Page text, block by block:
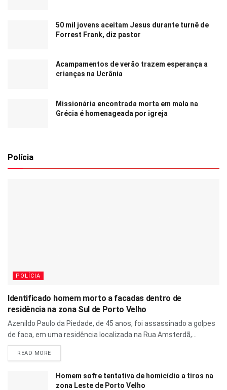
50 mil jovens aceitam Jesus durante turnê de
Forrest Frank, diz pastor
Acampamentos de verão trazem esperança a
crianças na Ucrânia
Missionária encontrada morta em mala na
Grécia é homenageada por igreja
Polícia
POLÍCIA
Identificado homem morto a facadas dentro de
residência na zona Sul de Porto Velho
Azenildo Paulo da Piedade, de 45 anos, foi assassinado a golpes
de faca, em uma residência localizada na Rua Amsterdã,...
READ MORE
Homem sofre tentativa de homicídio a tiros na
zona Leste de Porto Velho